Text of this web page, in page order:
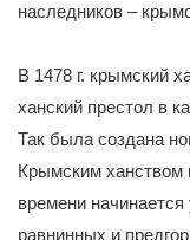
наследников –
В 1478 г. крымский
ханский престол в
Так была создана
Крымским ханством
времени
равнинных и